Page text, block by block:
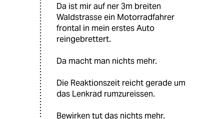
Da ist mir auf ner 3m breiten
Waldstrasse ein Motorradfahrer
frontal in mein erstes Auto
reingebrettert.
Da macht man nichts mehr.
Die Reaktionszeit reicht gerade um
das Lenkrad rumzureissen.
Bewirken tut das nichts mehr.